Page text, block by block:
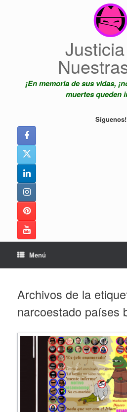
¡En memoria de sus vidas,
muertes queden
Síguenos!
Menú
Archivos de la
narcoestado países